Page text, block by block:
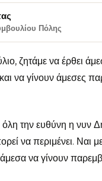
Πόλης
ζητάμε να έρθει
να γίνουν άμεσες
όλη την ευθύνη η
να περιμένει. Ναι
να γίνουν